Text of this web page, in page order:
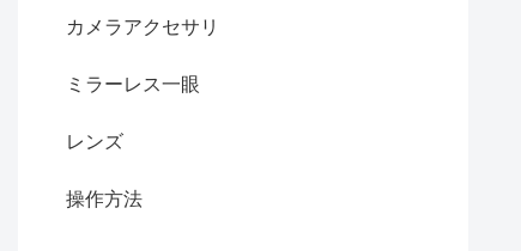
カメラアクセサリ
ミラーレス一眼
レンズ
操作方法